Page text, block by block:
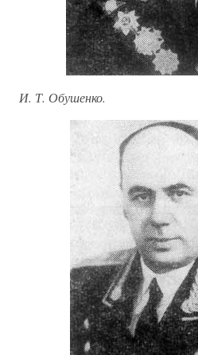
И. Т. Обушенко.